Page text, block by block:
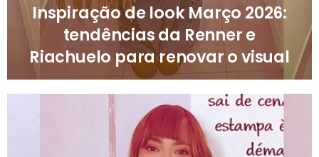
Inspiração de look Março 2026:
tendências da Renner e
Riachuelo para renovar o visual